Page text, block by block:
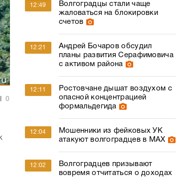
0
12:49
Волгоградцы стали чаще
жаловаться на блокировки
счетов
12:21
Андрей Бочаров обсудил
планы развития Серафимовича
с активом района
12:11
Ростовчане дышат воздухом с
опасной концентрацией
формальдегида
12:04
Мошенники из фейковых УК
атакуют волгоградцев в МАХ
12:02
Волгоградцев призывают
вовремя отчитаться о доходах